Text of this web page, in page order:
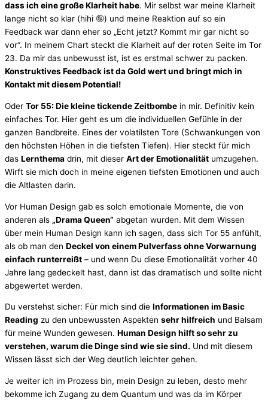
dass ich eine große Klarheit habe. Mir selbst war meine Klarheit
lange nicht so klar (hihi 🤪) und meine Reaktion auf so ein
Feedback war dann eher so „Echt jetzt? Kommt mir gar nicht so
vor“. In meinem Chart steckt die Klarheit auf der roten Seite im Tor
23. Da mir das unbewusst ist, ist es erstmal schwer zu packen.
Konstruktives Feedback ist da Gold wert und bringt mich in
Kontakt mit diesem Potential!
Oder Tor 55: Die kleine tickende Zeitbombe in mir. Definitiv kein
einfaches Tor. Hier geht es um die individuellen Gefühle in der
ganzen Bandbreite. Eines der volatilsten Tore (Schwankungen von
den höchsten Höhen in die tiefsten Tiefen). Hier steckt für mich
das Lernthema drin, mit dieser Art der Emotionalität umzugehen.
Wirft sie mich doch in meine eigenen tiefsten Emotionen und auch
die Altlasten darin.
Vor Human Design gab es solch emotionale Momente, die von
anderen als „Drama Queen“ abgetan wurden. Mit dem Wissen
über mein Human Design kann ich sagen, dass sich Tor 55 anfühlt,
als ob man den Deckel von einem Pulverfass ohne Vorwarnung
einfach runterreißt – und wenn Du diese Emotionalität vorher 40
Jahre lang gedeckelt hast, dann ist das dramatisch und sollte nicht
abgewertet werden.
Du verstehst sicher: Für mich sind die Informationen im Basic
Reading zu den unbewussten Aspekten sehr hilfreich und Balsam
für meine Wunden gewesen. Human Design hilft so sehr zu
verstehen, warum die Dinge sind wie sie sind. Und mit diesem
Wissen lässt sich der Weg deutlich leichter gehen.
Je weiter ich im Prozess bin, mein Design zu leben, desto mehr
bekomme ich Zugang zu dem Quantum und was da im Körper